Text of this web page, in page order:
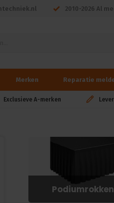
2010-2026 Al
Merken Reparatie
Exclusieve A-merken
Podiumrokken